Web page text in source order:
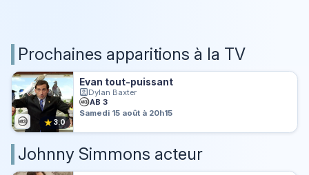
Prochaines apparitions à la TV
★3.0
Evan tout-puissant
Dylan Baxter
AB 3
Samedi 15 août à 20h15
Johnny Simmons acteur